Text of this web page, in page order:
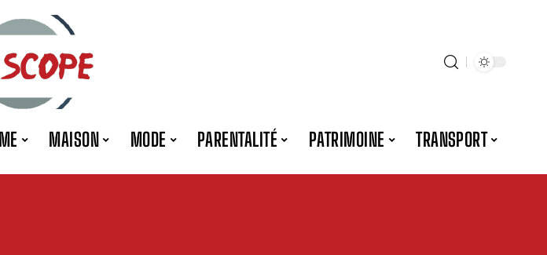
MAISON MODE PARENTALITÉ PATRIMOINE TRANSPORT